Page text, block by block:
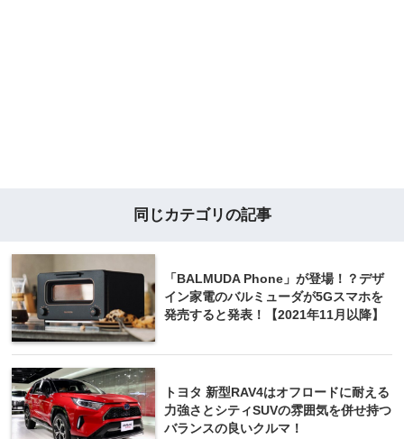
同じカテゴリの記事
「BALMUDA Phone」が登場！？デザ
イン家電のバルミューダが5Gスマホを
発売すると発表！【2021年11月以降】
トヨタ 新型RAV4はオフロードに耐える
力強さとシティSUVの雰囲気を併せ持つ
バランスの良いクルマ！